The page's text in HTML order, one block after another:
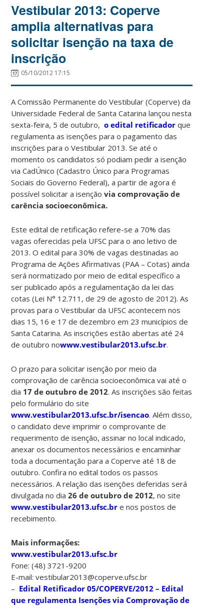
Vestibular 2013: Coperve
amplia alternativas para
solicitar isenção na taxa de
inscrição
05/10/2012 17:15
A Comissão Permanente do Vestibular (Coperve) da
Universidade Federal de Santa Catarina lançou nesta
sexta-feira, 5 de outubro,o edital retificador que
regulamenta as isenções para o pagamento das
inscrições para o Vestibular 2013. Se até o
momento os candidatos só podiam pedir a isenção
via CadÚnico (Cadastro Único para Programas
Sociais do Governo Federal), a partir de agora é
possível solicitar a isençãovia comprovação de
carência socioeconômica.
Este edital de retificação refere-se a 70% das
vagas oferecidas pela UFSC para o ano letivo de
2013. O edital para 30% de vagas destinadas ao
Programa de Ações Afirmativas (PAA – Cotas) ainda
será normatizado por meio de edital específico a
ser publicado após a regulamentação da lei das
cotas (Lei N° 12.711, de 29 de agosto de 2012). As
provas para o Vestibular da UFSC acontecem nos
dias 15, 16 e 17 de dezembro em 23 municípios de
Santa Catarina. As inscrições estão abertas até 24
de outubro nowww.vestibular2013.ufsc.br.
O prazo para solicitar isenção por meio da
comprovação de carência socioeconômica vai até o
dia 17 de outubro de 2012. As inscrições são feitas
pelo formulário do site
www.vestibular2013.ufsc.br/isencao. Além disso,
o candidato deve imprimir o comprovante de
requerimento de isenção, assinar no local indicado,
anexar os documentos necessários e encaminhar
toda a documentação para a Coperve até 18 de
outubro. Confira no edital todos os passos
necessários. A relação das isenções deferidas será
divulgada no dia26 de outubro de 2012, no site
www.vestibular2013.ufsc.br e nos postos de
recebimento.
Mais informações:
www.vestibular2013.ufsc.br
Fone: (48) 3721-9200
E-mail: vestibular2013@coperve.ufsc.br
– Edital Retificador 05/COPERVE/2012 – Edital
que regulamenta Isenções via Comprovação de